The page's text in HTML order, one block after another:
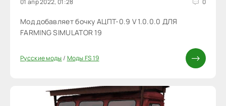
01 апр 2022, 01:28 0
Мод добавляет бочку АЦПТ-0.9 V 1.0.0.0 ДЛЯ
FARMING SIMULATOR 19
Русские моды/ Моды FS 19